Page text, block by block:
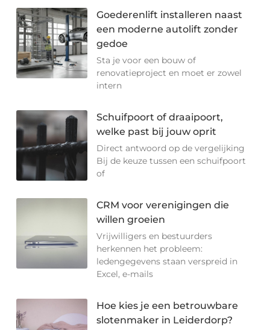
Goederenlift installeren naast
een moderne autolift zonder
gedoe
Sta je voor een bouw of
renovatieproject en moet er zowel
intern
Schuifpoort of draaipoort,
welke past bij jouw oprit
Direct antwoord op de vergelijking
Bij de keuze tussen een schuifpoort
of
CRM voor verenigingen die
willen groeien
Vrijwilligers en bestuurders
herkennen het probleem:
ledengegevens staan verspreid in
Excel, e-mails
Hoe kies je een betrouwbare
slotenmaker in Leiderdorp?